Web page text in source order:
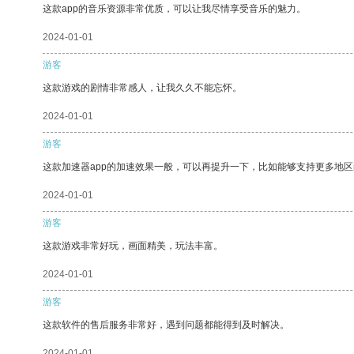
这款app的音乐资源非常优质，可以让我尽情享受音乐的魅力。
2024-01-01
游客
这款游戏的剧情非常感人，让我久久不能忘怀。
2024-01-01
游客
这款加速器app的加速效果一般，可以再提升一下，比如能够支持更多地区
2024-01-01
游客
这款游戏非常好玩，画面精美，玩法丰富。
2024-01-01
游客
这款软件的售后服务非常好，遇到问题都能得到及时解决。